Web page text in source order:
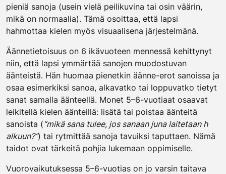
pieniä sanoja (usein vielä peilikuvina tai osin väärin,
mikä on normaalia). Tämä osoittaa, että lapsi
hahmottaa kielen myös visuaalisena järjestelmänä.
Äännetietoisuus on 6 ikävuoteen mennessä kehittynyt
niin, että lapsi ymmärtää sanojen muodostuvan
äänteistä. Hän huomaa pienetkin äänne-erot sanoissa ja
osaa esimerkiksi sanoa, alkavatko tai loppuvatko tietyt
sanat samalla äänteellä. Monet 5–6-vuotiaat osaavat
leikitellä kielen äänteillä: lisätä tai poistaa äänteitä
sanoista (“mikä sana tulee, jos sanaan juna laitetaan h
alkuun?”) tai rytmittää sanoja tavuiksi taputtaen. Nämä
taidot ovat tärkeitä pohjia lukemaan oppimiselle.
Vuorovaikutuksessa 5–6-vuotias on jo varsin taitava